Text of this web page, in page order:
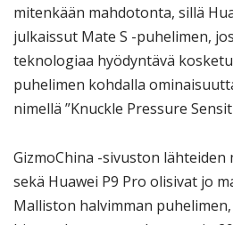
mitenkään mahdotonta, sillä
julkaissut Mate S -puhelimen,
teknologiaa hyödyntävä
puhelimen kohdalla
nimellä ”Knuckle Pressure
GizmoChina -sivuston lähteiden
sekä Huawei P9 Pro olisivat jo
Malliston halvimman